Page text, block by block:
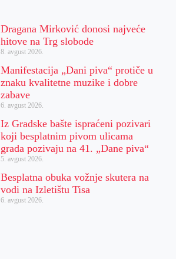
Dragana Mirković donosi najveće
hitove na Trg slobode
8. avgust 2026.
Manifestacija „Dani piva“ protiče u
znaku kvalitetne muzike i dobre
zabave
6. avgust 2026.
Iz Gradske bašte ispraćeni pozivari
koji besplatnim pivom ulicama
grada pozivaju na 41. „Dane piva“
5. avgust 2026.
Besplatna obuka vožnje skutera na
vodi na Izletištu Tisa
6. avgust 2026.